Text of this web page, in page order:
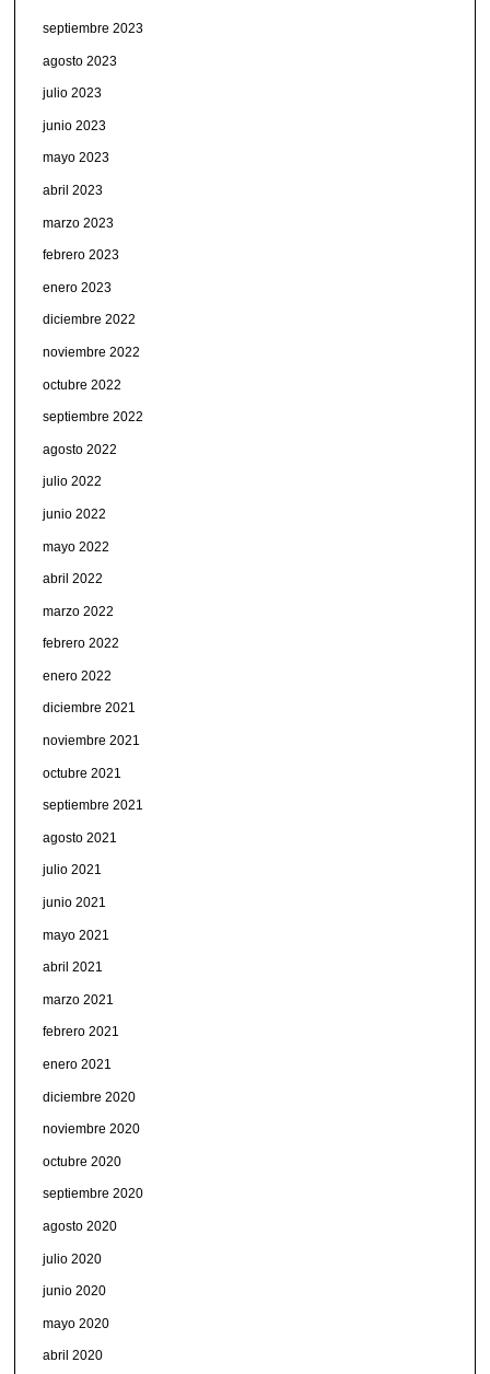
septiembre 2023
agosto 2023
julio 2023
junio 2023
mayo 2023
abril 2023
marzo 2023
febrero 2023
enero 2023
diciembre 2022
noviembre 2022
octubre 2022
septiembre 2022
agosto 2022
julio 2022
junio 2022
mayo 2022
abril 2022
marzo 2022
febrero 2022
enero 2022
diciembre 2021
noviembre 2021
octubre 2021
septiembre 2021
agosto 2021
julio 2021
junio 2021
mayo 2021
abril 2021
marzo 2021
febrero 2021
enero 2021
diciembre 2020
noviembre 2020
octubre 2020
septiembre 2020
agosto 2020
julio 2020
junio 2020
mayo 2020
abril 2020